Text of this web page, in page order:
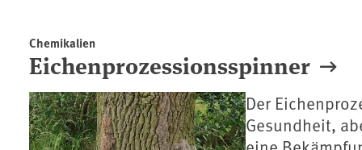
Chemikalien
Eichenprozessionsspinner
Der
Gesundheit,